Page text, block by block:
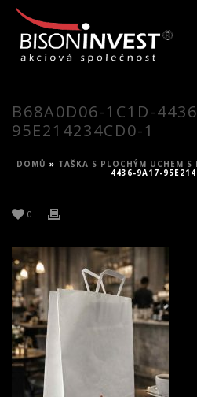
B68A0D06-1C1D-
95E214234CD0-1
DOMŮ » TAŠKA S PLOCHÝM UCHEM S
4436-9A17-
0